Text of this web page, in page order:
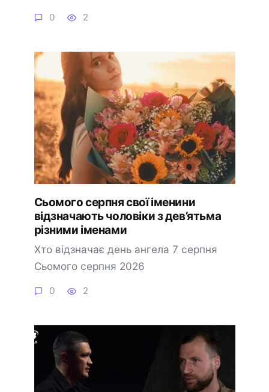
0 2
Сьомого серпня свої іменини
відзначають чоловіки з дев’ятьма
різними іменами
Хто відзначає день ангела 7 серпня
Сьомого серпня 2026
0 2